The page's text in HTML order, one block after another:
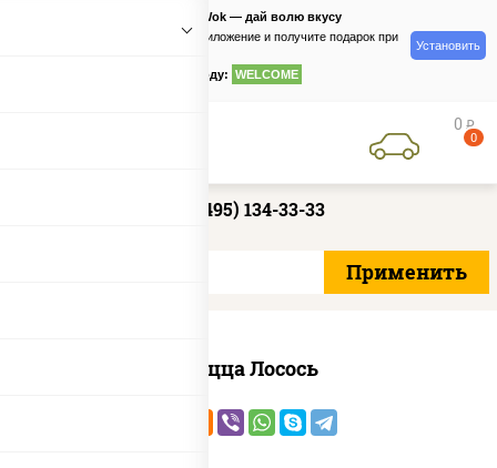
PizzaSushiWok — дай волю вкусу
Скачайте приложение и получите подарок при
по промокоду: WELCOME
Установить
0 руб
0
+7 (495) 134-33-33
Пицца Лосось